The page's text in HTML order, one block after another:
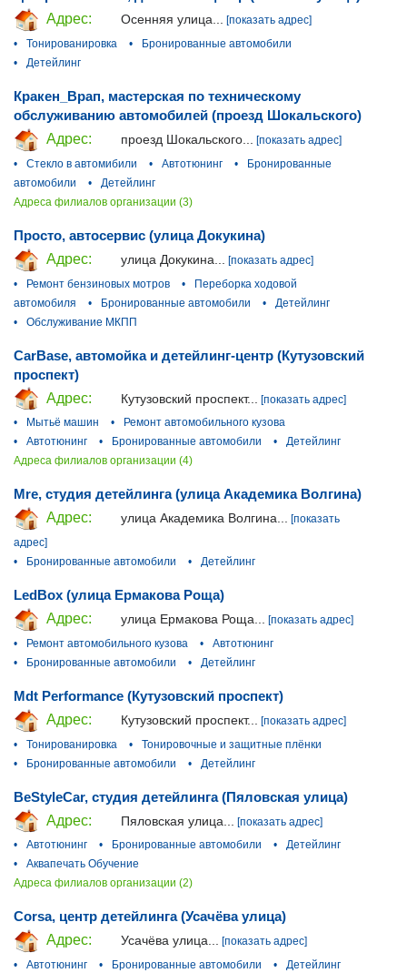
Адрес:
Осенняя улица... [показать адрес]
•
Тонированировка •
Бронированные автомобили
•
Детейлинг
Кракен_Врап, мастерская по техническому
обслуживанию автомобилей (проезд Шокальского)
Адрес:
проезд Шокальского...
[показать адрес]
•
Стекло в автомибили • Автотюнинг •
Бронированные
автомобили
•
Детейлинг
Адреса филиалов организации (3)
Просто, автосервис (улица Докукина)
Адрес:
улица Докукина...
[показать адрес]
•
Ремонт бензиновых мотров •
Переборка ходовой
автомобиля
• Бронированные автомобили •
Детейлинг
•
Обслуживание МКПП
CarBase, автомойка и детейлинг-центр (Кутузовский
проспект)
Адрес:
Кутузовский проспект...
[показать адрес]
•
Мытьё машин •
Ремонт автомобильного кузова
•
Автотюнинг • Бронированные автомобили •
Детейлинг
Адреса филиалов организации (4)
Mre, студия детейлинга (улица Академика Волгина)
Адрес:
улица Академика Волгина... [показать
адрес]
•
Бронированные автомобили • Детейлинг
LedBox (улица Ермакова Роща)
Адрес:
улица Ермакова Роща...
[показать адрес]
•
Ремонт автомобильного кузова •
Автотюнинг
•
Бронированные автомобили • Детейлинг
Mdt Performance (Кутузовский проспект)
Адрес:
Кутузовский проспект...
[показать адрес]
•
Тонированировка •
Тонировочные и защитные плёнки
•
Бронированные автомобили • Детейлинг
BeStyleCar, студия детейлинга (Пяловская улица)
Адрес:
Пяловская улица...
[показать адрес]
•
Автотюнинг • Бронированные автомобили •
Детейлинг
•
Аквапечать Обучение
Адреса филиалов организации (2)
Corsa, центр детейлинга (Усачёва улица)
Адрес:
Усачёва улица... [показать адрес]
•
Автотюнинг • Бронированные автомобили • Детейлинг